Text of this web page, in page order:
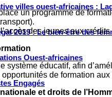
villes ouest-africaines :
2019 : Le bien-être des
Ouest-africaines
Engagés
un programme de
des jeunes aux
système éducatif, afin
opportunités de formation
et droits de